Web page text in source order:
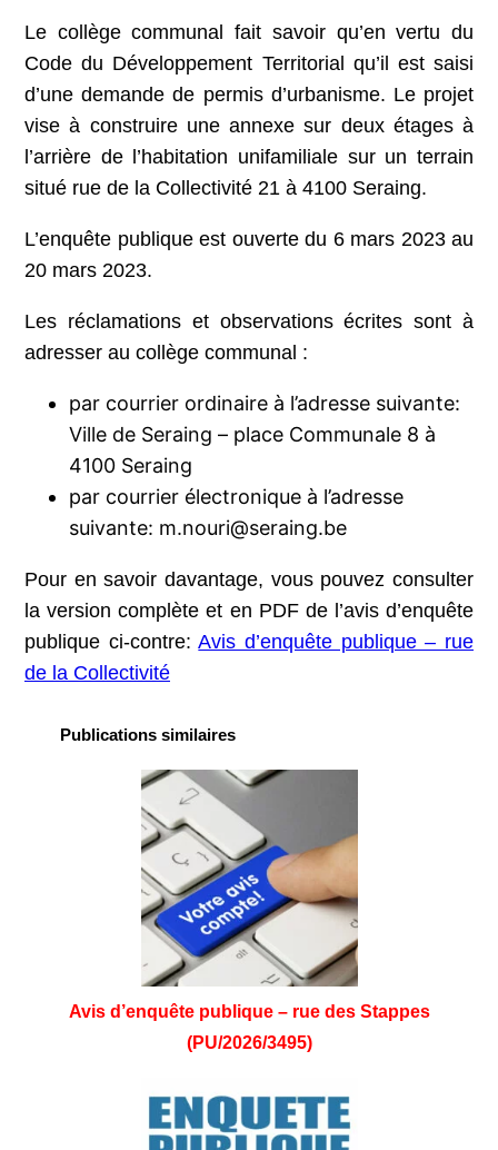
Le collège communal fait savoir qu’en vertu du
Code du Développement Territorial qu’il est saisi
d’une demande de permis d’urbanisme. Le projet
vise à construire une annexe sur deux étages à
l’arrière de l’habitation unifamiliale sur un terrain
situé rue de la Collectivité 21 à 4100 Seraing.
L’enquête publique est ouverte du 6 mars 2023 au
20 mars 2023.
Les réclamations et observations écrites sont à
adresser au collège communal :
par courrier ordinaire à l’adresse suivante:
Ville de Seraing – place Communale 8 à
4100 Seraing
par courrier électronique à l’adresse
suivante: m.nouri@seraing.be
Pour en savoir davantage, vous pouvez consulter
la version complète et en PDF de l’avis d’enquête
publique ci-contre:Avis d’enquête publique – rue
de la Collectivité
Publications similaires
Avis d’enquête publique – rue des Stappes
(PU/2026/3495)